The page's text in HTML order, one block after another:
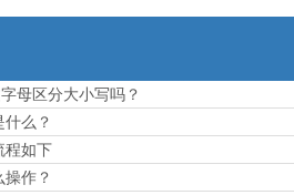
母区分大小写吗？
么？
程如下
作？